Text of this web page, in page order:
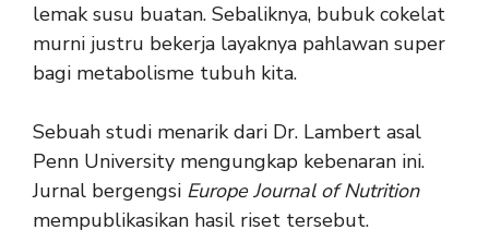
lemak susu buatan. Sebaliknya, bubuk cokelat
murni justru bekerja layaknya pahlawan super
bagi metabolisme tubuh kita.
Sebuah studi menarik dari Dr. Lambert asal
Penn University mengungkap kebenaran ini.
Jurnal bergengsi Europe Journal of Nutrition
mempublikasikan hasil riset tersebut.